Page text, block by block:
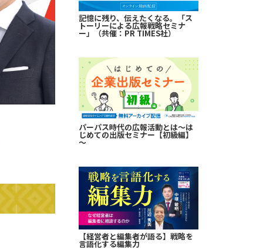
記憶に残り、伝えたくなる。「ス
トーリーによる広報戦略セミナ
ー」（共催：PR TIMES社）
パーパス時代の広報活動とは～は
じめての出版セミナー【初級編】
～
【経営者と編集者が語る】戦略を
言語化する編集力